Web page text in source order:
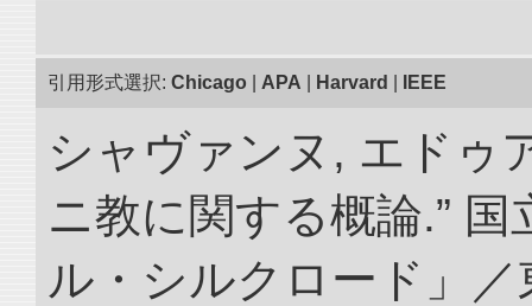
引用形式選択: Chicago APA Harvard IEEE
シャヴァンヌ, エドゥ
ニ教に関する概論.”
ル・シルクロード」／